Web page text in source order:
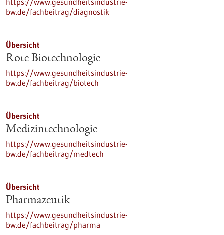
https://www.gesundheitsindustrie-
bw.de/fachbeitrag/diagnostik
Übersicht
Rote Biotechnologie
https://www.gesundheitsindustrie-
bw.de/fachbeitrag/biotech
Übersicht
Medizintechnologie
https://www.gesundheitsindustrie-
bw.de/fachbeitrag/medtech
Übersicht
Pharmazeutik
https://www.gesundheitsindustrie-
bw.de/fachbeitrag/pharma